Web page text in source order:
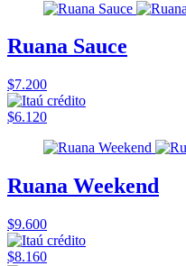
Ruana Sauce
$7.200
$6.120
Ruana Weekend
$9.600
$8.160